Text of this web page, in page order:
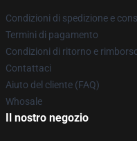
Condizioni di spedizione e
Termini di pagamento
Condizioni di ritorno e
Contattaci
Aiuto del cliente (FAQ)
Whosale
Il nostro negozio